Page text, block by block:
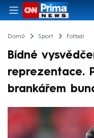
Domů Sport Fotbal
Bídné
reprezentace.
brankářem